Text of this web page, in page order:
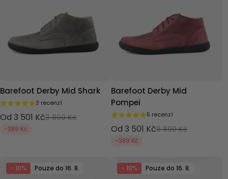
Barefoot Derby Mid Shark
3 recenzí
Od 3 501 Kč3 890 Kč
-389 Kč
Barefoot Derby Mid
Pompei
5 recenzí
Od 3 501 Kč3 890 Kč
-389 Kč
- 10% Pouze do 16. 8. - 10% Pouze do 16. 8.